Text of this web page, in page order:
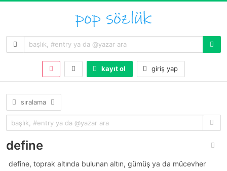
kayıt ol giriş yap
sıralama
define
define, toprak altında bulunan altın, gümüş ya da mücevher